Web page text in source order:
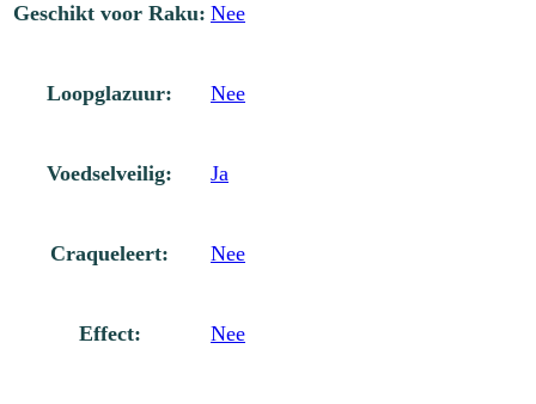
Geschikt voor Raku: Nee
Loopglazuur: Nee
Voedselveilig: Ja
Craqueleert: Nee
Effect: Nee